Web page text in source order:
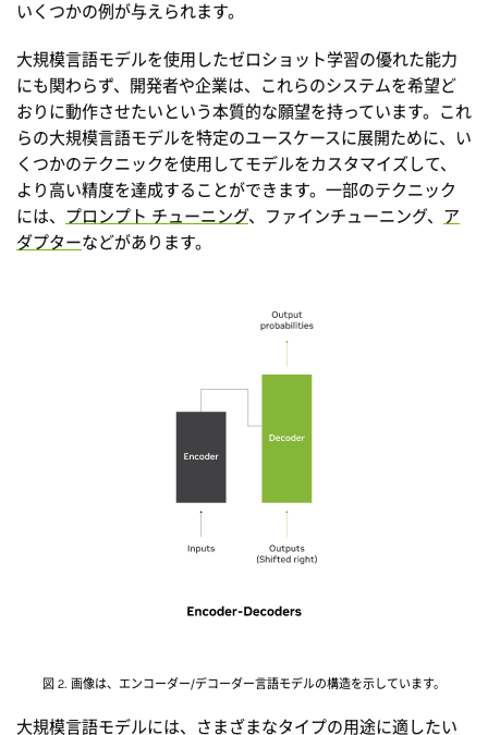
いくつかの例が与えられます。
大規模言語モデルを使用したゼロショット学習の優れた能力
にも関わらず、開発者や企業は、これらのシステムを希望ど
おりに動作させたいという本質的な願望を持っています。これ
らの大規模言語モデルを特定のユースケースに展開ために、い
くつかのテクニックを使用してモデルをカスタマイズして、
より高い精度を達成することができます。一部のテクニック
には、 プロンプト チューニング、ファインチューニング、 ア
ダプターなどがあります。
図 2. 画像は、エンコーダー/デコーダー言語モデルの構造を示しています。
大規模言語モデルには、さまざまなタイプの用途に適したい